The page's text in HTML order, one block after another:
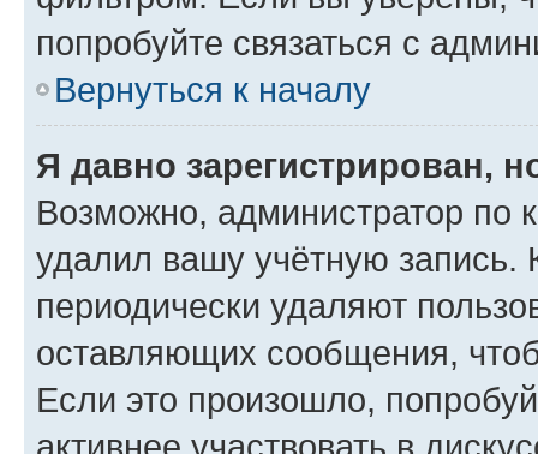
попробуйте связаться с
Вернуться к началу
Я давно зарегистрирован,
Возможно, администратор по
удалил вашу учётную запись.
периодически удаляют
оставляющих сообщения,
Если это произошло,